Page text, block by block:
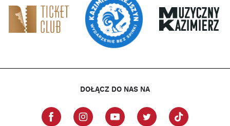
DOŁĄCZ DO NAS NA